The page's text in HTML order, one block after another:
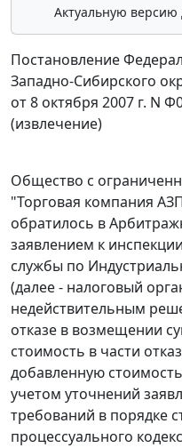
Актуальную версию
Постановление
Западно-Сибирского
от 8 октября 2007 г. N
(извлечение)
Общество с
"Торговая компания
обратилось в
заявлением к
службы по
(далее - налоговый
недействительным
отказе в возмещении
стоимость в части
добавленную
учетом уточнений
требований в порядке
процессуального